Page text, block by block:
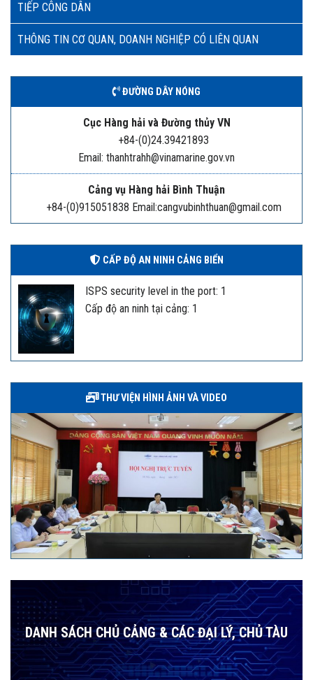
TIẾP CÔNG DÂN
THÔNG TIN CƠ QUAN, DOANH NGHIỆP CÓ LIÊN QUAN
ĐƯỜNG DÂY NÓNG
Cục Hàng hải và Đường thủy VN
+84-(0)24.39421893
Email: thanhtrahh@vinamarine.gov.vn
Cảng vụ Hàng hải Bình Thuận
+84-(0)915051838 Email:cangvubinhthuan@gmail.com
CẤP ĐỘ AN NINH CẢNG BIỂN
ISPS security level in the port: 1
Cấp độ an ninh tại cảng: 1
THƯ VIỆN HÌNH ẢNH VÀ VIDEO
DANH SÁCH CHỦ CẢNG & CÁC ĐẠI LÝ, CHỦ TÀU